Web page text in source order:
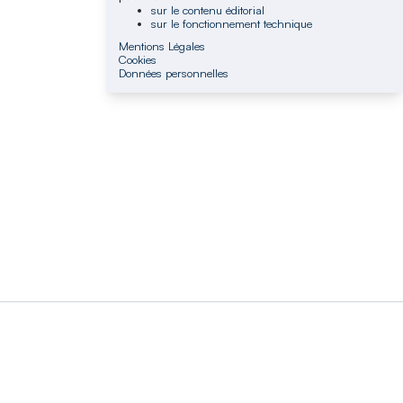
sur le contenu éditorial
sur le fonctionnement technique
Mentions Légales
Cookies
Données personnelles